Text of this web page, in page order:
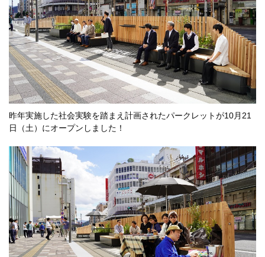
昨年実施した社会実験を踏まえ計画されたパークレットが10月21
日（土）にオープンしました！